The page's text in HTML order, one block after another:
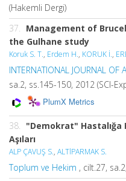
(Hakemli Dergi)
37.
Management of
the Gulhane study
Koruk S. T., Erdem H., KORUK İ.,
INTERNATIONAL JOURNAL OF
sa.2, ss.145-150, 2012 (SCI-
PlumX Metrics
38.
"Demokrat" Hastalığa
Aşıları
ALP ÇAVUŞ S., ALTlPARMAK S.
Toplum ve Hekim , cilt.27,